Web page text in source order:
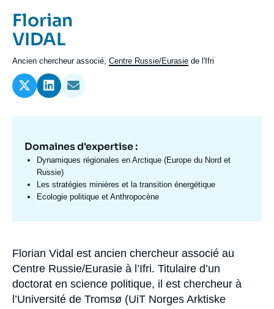
Prénom
de
l'expert
Florian
Nom
de
l'expert
VIDAL
Intitulé
du
poste
Ancien chercheur associé, Centre Russie/Eurasie de l'Ifri
Domaine
d'expertises
Domaines d'expertise :
Dynamiques régionales en Arctique (Europe du Nord et
Russie)
Les stratégies minières et la transition énergétique
Ecologie politique et Anthropocène
Biographie
Florian Vidal est ancien chercheur associé au
Centre Russie/Eurasie à l’Ifri. Titulaire d’un
doctorat en science politique, il est chercheur à
l’Université de Tromsø (UiT Norges Arktiske